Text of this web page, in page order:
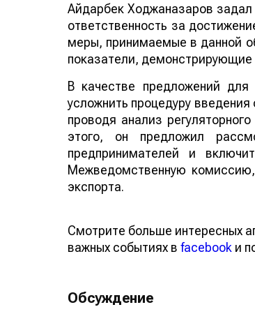
Айдарбек Ходжаназаров задал
ответственность за
меры, принимаемые в данной
показатели, демонстрирующие
В качестве предложений для
усложнить процедуру
проводя анализ
этого, он предложил
предпринимателей и
Межведомственную
экспорта.
Смотрите больше интересных
важных событиях в facebook и
Обсуждение